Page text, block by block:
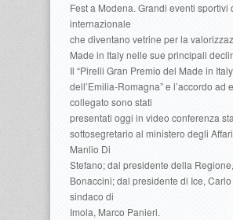
Fest a Modena. Grandi eventi sportivi
internazionale
che diventano vetrine per la
Made in Italy nelle sue principali
Il “Pirelli Gran Premio del Made in
dell’Emilia-Romagna” e l’accordo ad
collegato sono stati
presentati oggi in video conferenza
sottosegretario al ministero degli
Manlio Di
Stefano; dal presidente della
Bonaccini; dal presidente di Ice,
sindaco di
Imola, Marco Panieri.